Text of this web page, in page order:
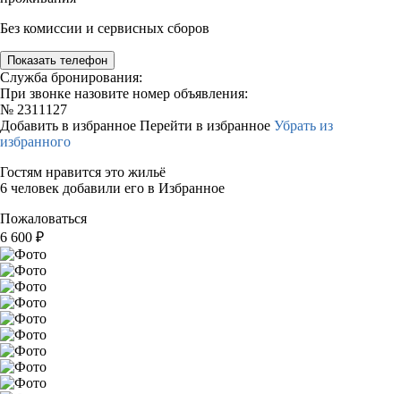
Без комиссии и сервисных сборов
Показать телефон
Служба бронирования:
При звонке назовите номер объявления:
№ 2311127
Добавить в избранное Перейти в избранное Убрать из
избранного
Гостям нравится это жильё
6 человек добавили его в Избранное
Пожаловаться
6 600 ₽